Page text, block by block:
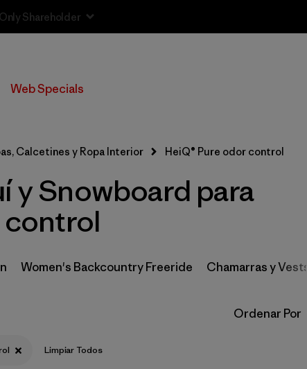
Season Clothing & Gear
Web Specials
Calcetines y Ropa Interior HeiQ® Pure odor control
y Snowboard para
control
Women's Backcountry Freeride Chamarras y Vests
Limpiar Todos